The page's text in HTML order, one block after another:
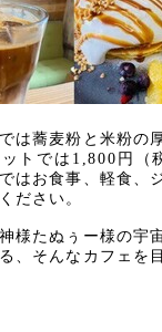
は蕎麦粉と米粉の
トでは1,800円（
はお食事、軽食、
ださい。
様たぬぅー様の宇
、そんなカフェを